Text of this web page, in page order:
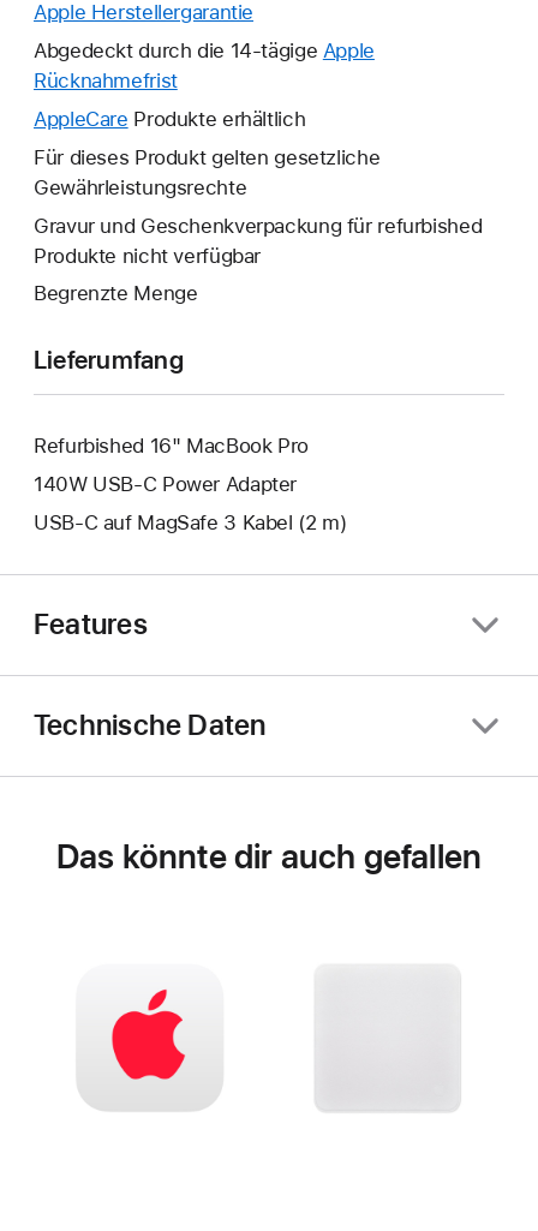
Apple Herstellergarantie
neues
geöffnet.
Abgedeckt durch die 14-tägige Apple
RücknahmefristEin
neues
wird
geöffnet.
AppleCare Ein
neues
Fenster
geöffnet.
Produkte erhältlich
Für dieses Produkt gelten gesetzliche
Gewährleistungsrechte
Gravur und Geschenkverpackung für refurbished
Produkte nicht verfügbar
Begrenzte Menge
Lieferumfang
Refurbished 16" MacBook Pro
140W USB‑C Power Adapter
USB‑C auf MagSafe 3 Kabel (2 m)
Features
Technische Daten
Das könnte dir auch gefallen